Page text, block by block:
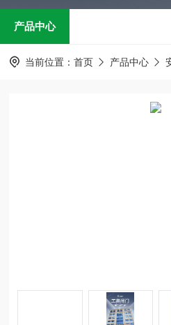
在线留
产品中心
当前位置： 首页 产品中心